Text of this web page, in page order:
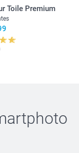
Toile Premium